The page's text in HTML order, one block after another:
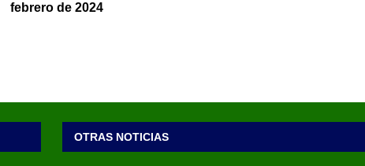
febrero de 2024
OTRAS NOTICIAS